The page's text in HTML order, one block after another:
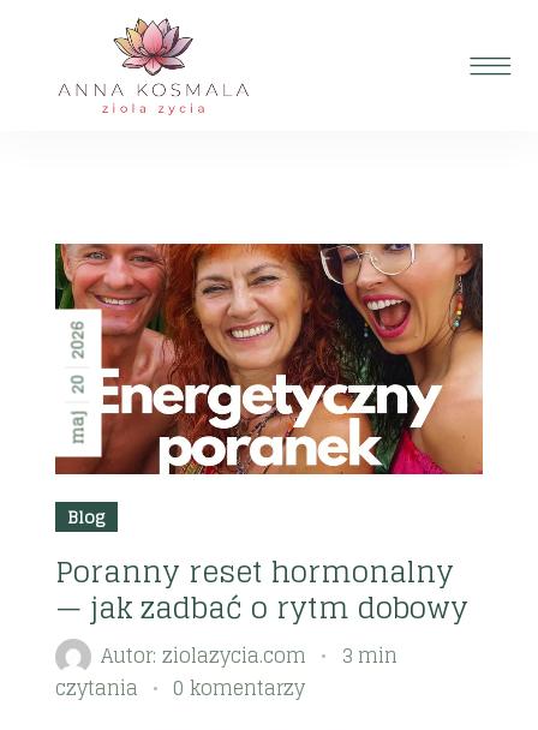
maj
20
2026
Blog
Poranny reset hormonalny
— jak zadbać o rytm dobowy
Autor:ziolazycia.com
3 min
czytania
0 komentarzy